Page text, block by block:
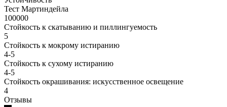
Тест Мартиндейла
100000
Стойкость к скатыванию и пиллингуемость
5
Стойкость к мокрому истиранию
4-5
Стойкость к сухому истиранию
4-5
Стойкость окрашивания: искусственное освещение
4
Отзывы